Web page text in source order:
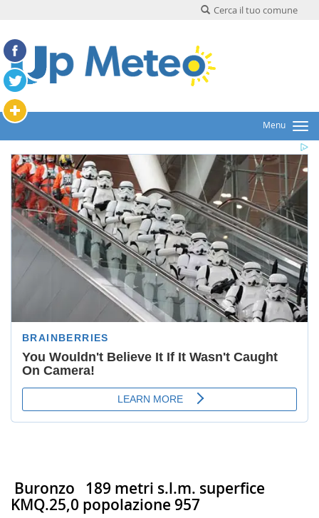
Cerca il tuo comune
Menu
Buronzo 189 metri s.l.m. superfice
KMQ.25,0 popolazione 957